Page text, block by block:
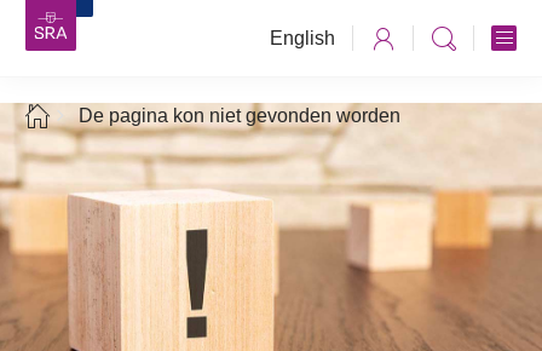
English
De pagina kon niet gevonden worden